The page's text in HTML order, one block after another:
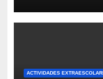
ACTIVIDADES